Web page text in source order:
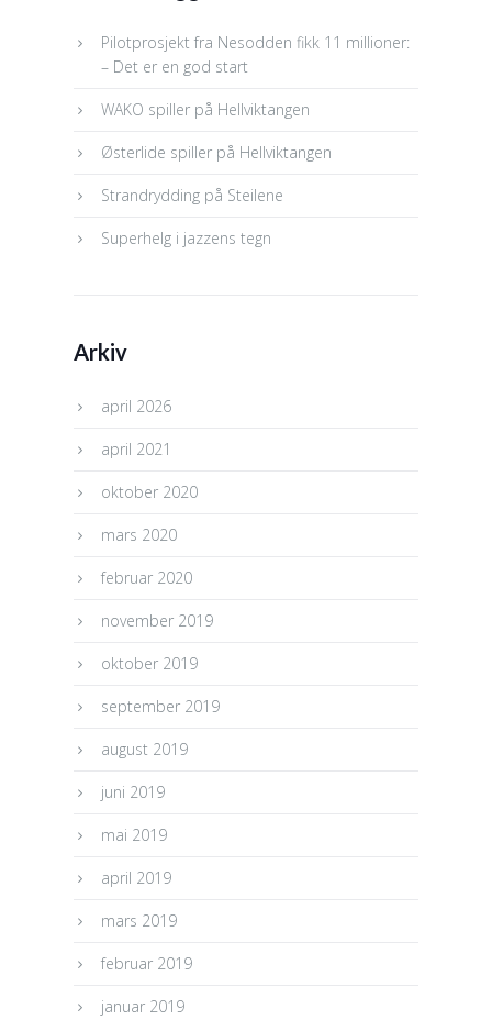
Pilotprosjekt fra Nesodden fikk 11 millioner:
– Det er en god start
WAKO spiller på Hellviktangen
Østerlide spiller på Hellviktangen
Strandrydding på Steilene
Superhelg i jazzens tegn
Arkiv
april 2026
april 2021
oktober 2020
mars 2020
februar 2020
november 2019
oktober 2019
september 2019
august 2019
juni 2019
mai 2019
april 2019
mars 2019
februar 2019
januar 2019